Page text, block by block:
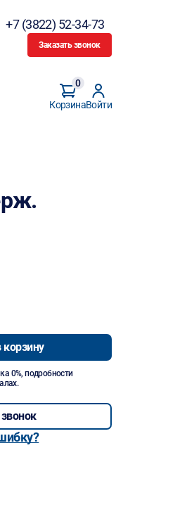
+7 (3822) 52-34-73
Заказать звонок
Корзина
0
Войти
0%, подробности